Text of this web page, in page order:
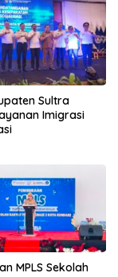
Sultra
Imigrasi
MPLS Sekolah